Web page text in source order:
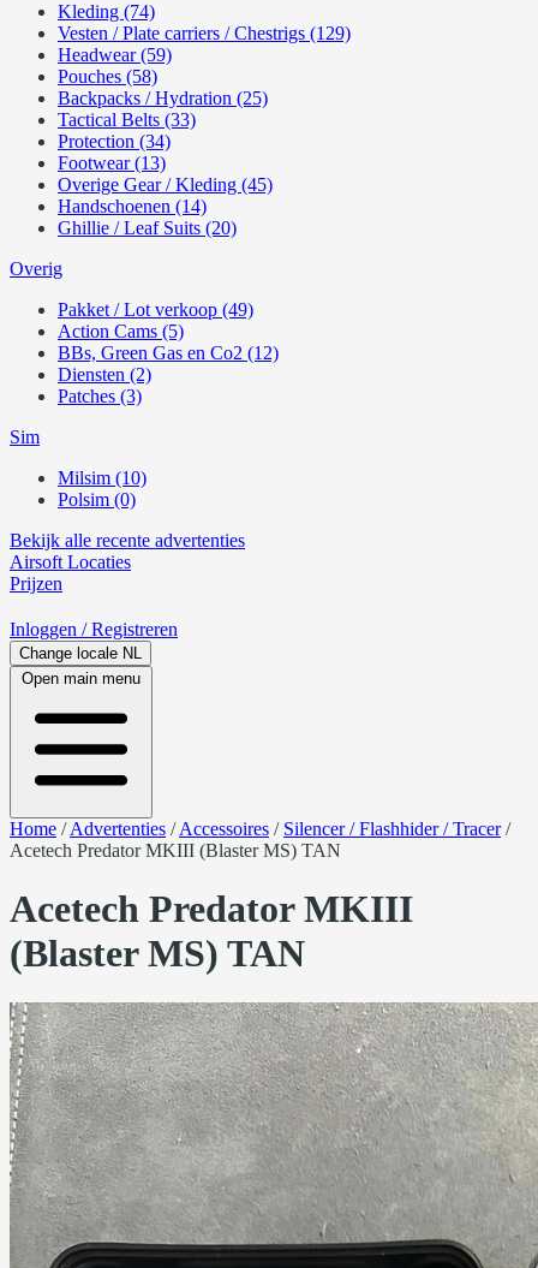
Kleding (74)
Vesten / Plate carriers / Chestrigs (129)
Headwear (59)
Pouches (58)
Backpacks / Hydration (25)
Tactical Belts (33)
Protection (34)
Footwear (13)
Overige Gear / Kleding (45)
Handschoenen (14)
Ghillie / Leaf Suits (20)
Overig
Pakket / Lot verkoop (49)
Action Cams (5)
BBs, Green Gas en Co2 (12)
Diensten (2)
Patches (3)
Sim
Milsim (10)
Polsim (0)
Bekijk alle recente advertenties
Airsoft Locaties
Prijzen
Inloggen / Registreren
Change locale NL
Open main menu
Home /Advertenties /Accessoires / Silencer / Flashhider / Tracer/
Acetech Predator MKIII (Blaster MS) TAN
Acetech Predator MKIII
(Blaster MS) TAN